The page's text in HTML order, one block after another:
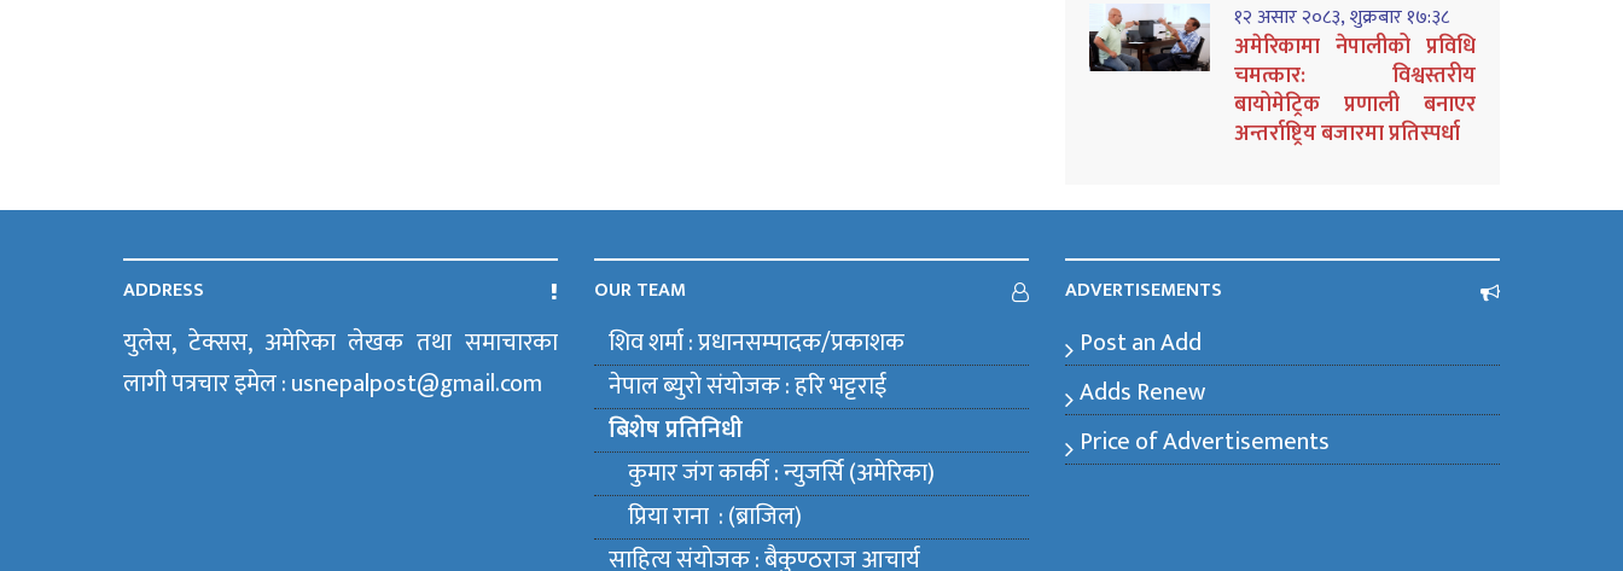
१२ असार २०८३, शुक्रबार १७:३८
अमेरिकामा नेपालीको प्रविधि
चमत्कार: विश्वस्तरीय
बायोमेट्रिक प्रणाली बनाएर
अन्तर्राष्ट्रिय बजारमा प्रतिस्पर्धा
ADDRESS
युलेस, टेक्सस, अमेरिका लेखक तथा समाचारका
लागी पत्रचार इमेल : usnepalpost@gmail.com
OUR TEAM
शिव शर्मा : प्रधानसम्पादक/प्रकाशक
नेपाल ब्युराे संयाेजक : हरि भट्टराई
बिशेष प्रतिनिधी
कुमार जंग कार्की : न्युजर्सि (अमेरिका)
प्रिया राना : (ब्राजिल)
साहित्य संयाेजक : बैकुण्ठराज आचार्य
ADVERTISEMENTS
Post an Add
Adds Renew
Price of Advertisements